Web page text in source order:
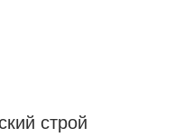
строй